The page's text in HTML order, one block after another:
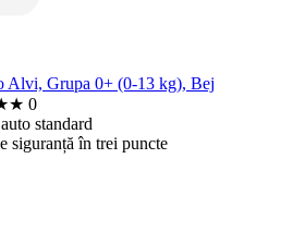
Alvi, Grupa 0+ (0-13 kg), Bej
★ 0
standard
siguranță în trei puncte